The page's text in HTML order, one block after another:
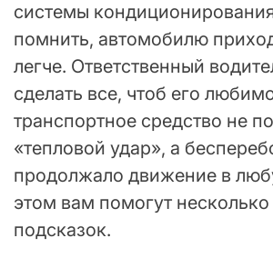
системы
помнить, автомобилю
легче. Ответственный
сделать все, чтоб его
транспортное средство не
«тепловой удар», а
продолжало движение в
этом вам помогут
подсказок.